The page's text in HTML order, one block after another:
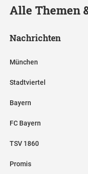
Alle Themen
Nachrichten
München
Stadtviertel
Bayern
FC Bayern
TSV 1860
Promis